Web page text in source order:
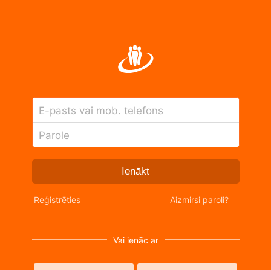
E-pasts vai mob. telefons
Parole
Ienākt
Reģistrēties Aizmirsi paroli?
Vai ienāc ar